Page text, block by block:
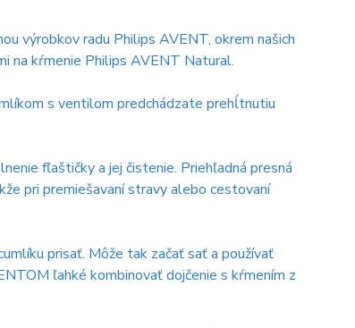
výrobkov radu Philips AVENT, okrem našich
na kŕmenie Philips AVENT Natural.
s ventilom predchádzate prehĺtnutiu
fľaštičky a jej čistenie. Priehľadná presná
pri premiešavaní stravy alebo cestovaní
prisať. Môže tak začať sať a používať
ľahké kombinovať dojčenie s kŕmením z